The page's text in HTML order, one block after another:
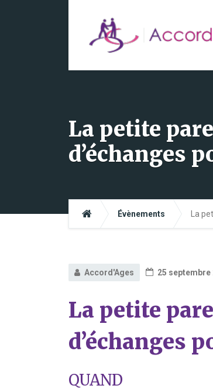
La petite
d’échanges
Évènements La
Accord'Ages 25 septembre
La petite
d’échanges
QUAND